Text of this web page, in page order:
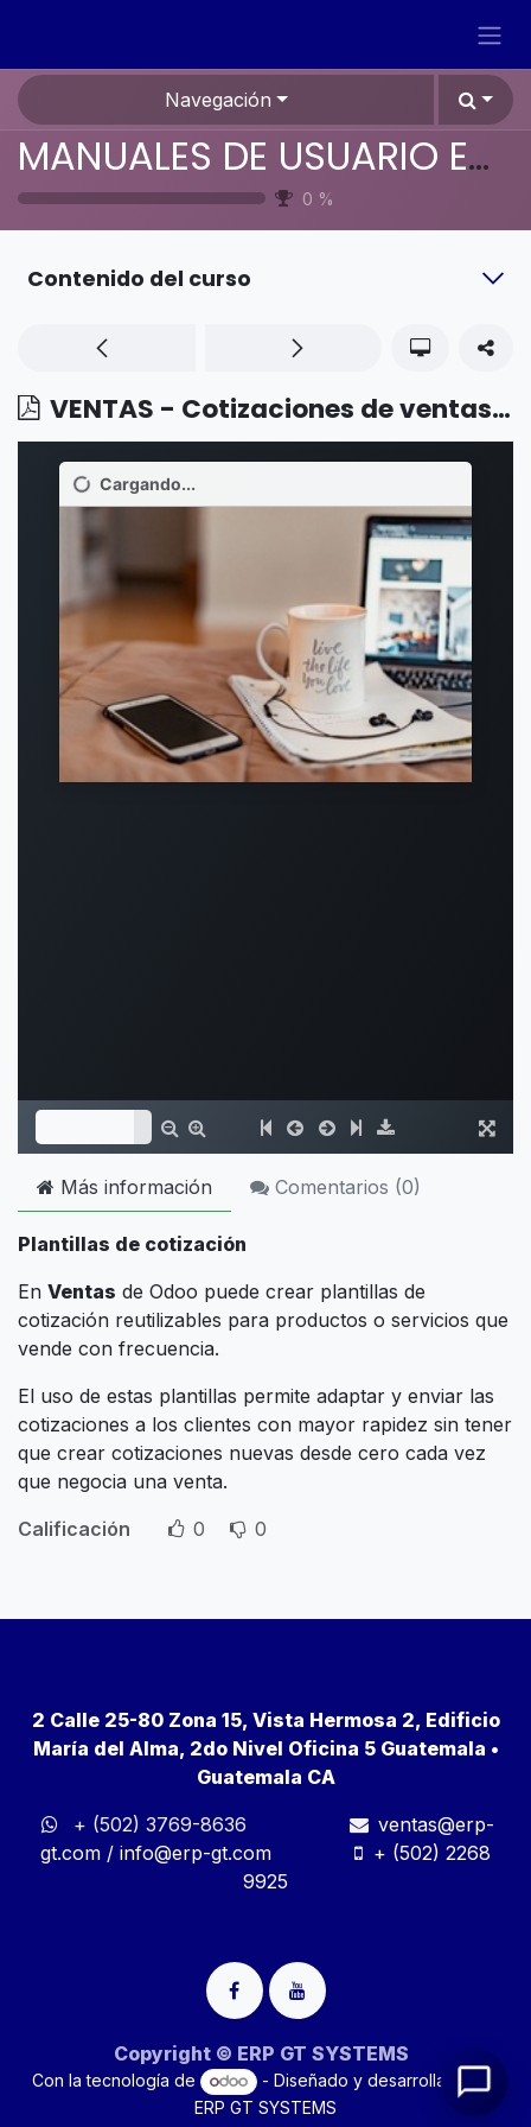
Navegación
MANUALES DE USUARIO EN ESPAÑOL ODOO 19
0 %
Contenido del curso
VENTAS - Cotizaciones de ventas - Plantillas de cotización
Más información Comentarios (0)
Plantillas de cotización
En Ventas de Odoo puede crear plantillas de
cotización reutilizables para productos o servicios que
vende con frecuencia.
El uso de estas plantillas permite adaptar y enviar las
cotizaciones a los clientes con mayor rapidez sin tener
que crear cotizaciones nuevas desde cero cada vez
que negocia una venta.
Calificación
0 0
2 Calle 25-80 Zona 15, Vista Hermosa 2, Edificio
María del Alma, 2do Nivel Oficina 5 Guatemala •
Guatemala CA
+ (502) 3769-8636
ventas@erp-
gt.com / info@erp-gt.com
+ (502) 2268
9925
Copyright © ERP GT SYSTEMS
Con la tecnología de
- Diseñado y desarrollado por
ERP GT SYSTEMS